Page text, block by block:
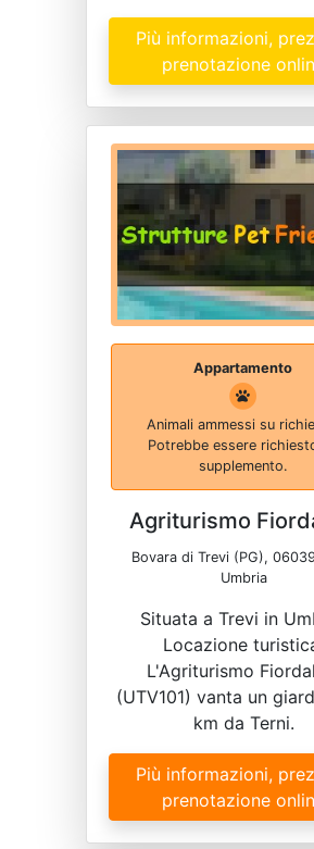
Più informazioni,
prenotazione
Appartamento
Animali ammessi su
Potrebbe essere
supplemento.
Agriturismo
Bovara di Trevi (PG),
Umbria
Situata a Trevi in
Locazione
L'Agriturismo
(UTV101) vanta un
km da Terni.
Più informazioni,
prenotazione